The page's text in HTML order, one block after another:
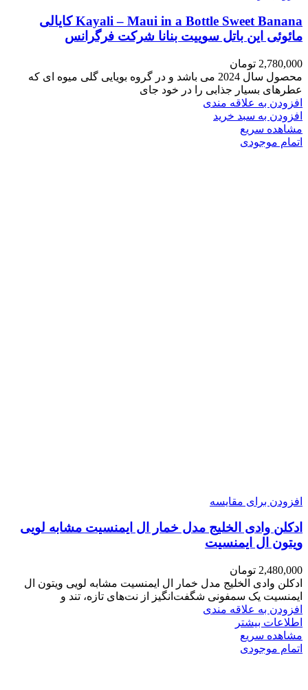
Kayali – Maui in a Bottle Sweet Banana کایالی
مائوئی این باتل سوییت بنانا شرکت فرگرانس
2,780,000 تومان
محصول سال 2024 می باشد و در گروه بویایی گلی میوه ای که
عطرهای بسیار جذابی را در خود جای
افزودن به علاقه مندی
افزودن به سبد خرید
مشاهده سریع
اتمام موجودی
افزودن برای مقایسه
ادکلن وادی الخلیج مدل خمار ال ایمنسیت مشابه لویی
ویتون ال ایمنسیت
2,480,000 تومان
ادکلن وادی الخلیج مدل خمار ال ایمنسیت مشابه لویی ویتون ال
ایمنسیت یک سمفونی شگفت‌انگیز از نت‌های تازه، تند و
افزودن به علاقه مندی
اطلاعات بیشتر
مشاهده سریع
اتمام موجودی